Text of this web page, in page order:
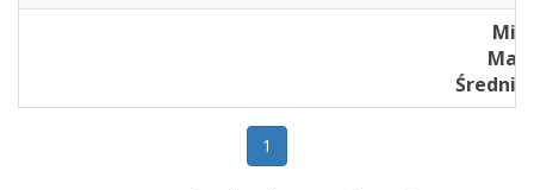
Min
Max
Średnia
1